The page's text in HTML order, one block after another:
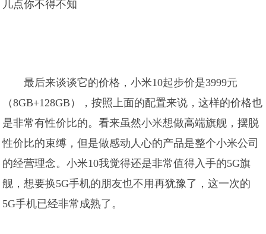
最后来谈谈它的价格，小米10起步价是3999元
（8GB+128GB），按照上面的配置来说，这样的价格也
是非常有性价比的。看来虽然小米想做高端旗舰，摆脱
性价比的束缚，但是做感动人心的产品是整个小米公司
的经营理念。小米10我觉得还是非常值得入手的5G旗
舰，想要换5G手机的朋友也不用再犹豫了，这一次的
5G手机已经非常成熟了。